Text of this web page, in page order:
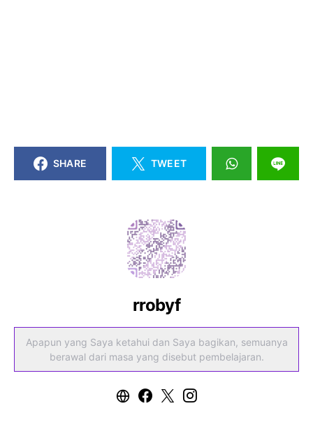
SHARE TWEET
rrobyf
Apapun yang Saya ketahui dan Saya bagikan, semuanya
berawal dari masa yang disebut pembelajaran.